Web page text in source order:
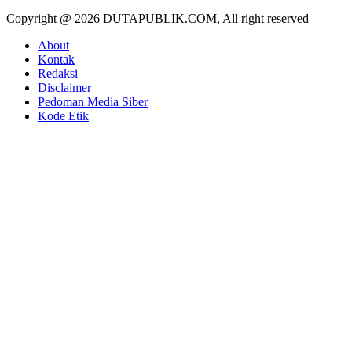
Copyright @ 2026 DUTAPUBLIK.COM, All right reserved
About
Kontak
Redaksi
Disclaimer
Pedoman Media Siber
Kode Etik